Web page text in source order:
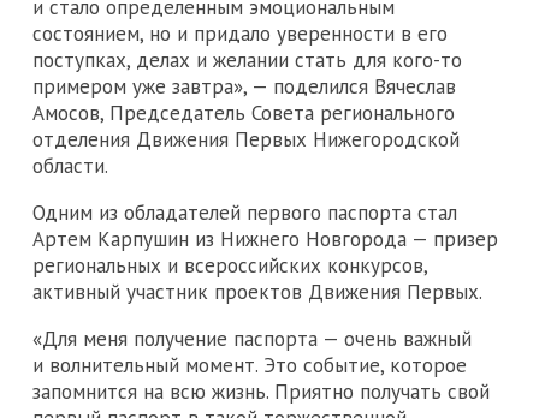
и стало определенным эмоциональным
состоянием, но и придало уверенности в его
поступках, делах и желании стать для кого-то
примером уже завтра», — поделился Вячеслав
Амосов, Председатель Совета регионального
отделения Движения Первых Нижегородской
области.
Одним из обладателей первого паспорта стал
Артем Карпушин из Нижнего Новгорода — призер
региональных и всероссийских конкурсов,
активный участник проектов Движения Первых.
«Для меня получение паспорта — очень важный
и волнительный момент. Это событие, которое
запомнится на всю жизнь. Приятно получать свой